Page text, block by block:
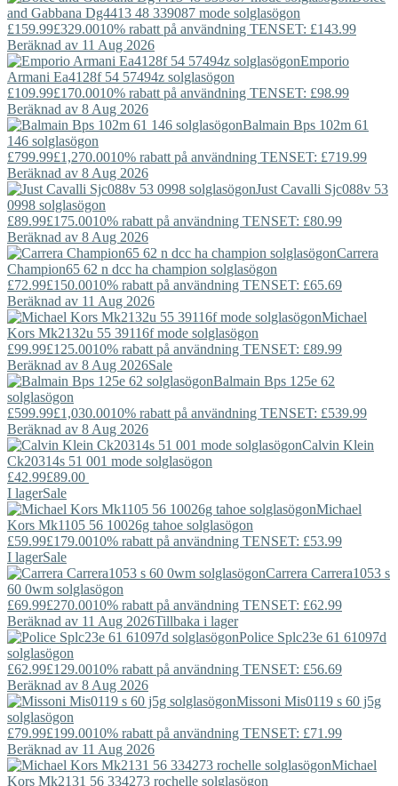
and Gabbana Dg4413 48 339087 mode solglasögon
£159.99£329.0010% rabatt på användning TENSET: £143.99
Beräknad av 11 Aug 2026
Emporio
Armani Ea4128f 54 57494z solglasögon
£109.99£170.0010% rabatt på användning TENSET: £98.99
Beräknad av 8 Aug 2026
Balmain Bps 102m 61
146 solglasögon
£799.99£1,270.0010% rabatt på användning TENSET: £719.99
Beräknad av 8 Aug 2026
Just Cavalli Sjc088v 53
0998 solglasögon
£89.99£175.0010% rabatt på användning TENSET: £80.99
Beräknad av 8 Aug 2026
Carrera
Champion65 62 n dcc ha champion solglasögon
£72.99£150.0010% rabatt på användning TENSET: £65.69
Beräknad av 11 Aug 2026
Michael
Kors Mk2132u 55 39116f mode solglasögon
£99.99£125.0010% rabatt på användning TENSET: £89.99
Beräknad av 8 Aug 2026Sale
Balmain Bps 125e 62
solglasögon
£599.99£1,030.0010% rabatt på användning TENSET: £539.99
Beräknad av 8 Aug 2026
Calvin Klein
Ck20314s 51 001 mode solglasögon
£42.99£89.00
I lagerSale
Michael
Kors Mk1105 56 10026g tahoe solglasögon
£59.99£179.0010% rabatt på användning TENSET: £53.99
I lagerSale
Carrera Carrera1053 s
60 0wm solglasögon
£69.99£270.0010% rabatt på användning TENSET: £62.99
Beräknad av 11 Aug 2026Tillbaka i lager
Police Splc23e 61 61097d
solglasögon
£62.99£129.0010% rabatt på användning TENSET: £56.69
Beräknad av 8 Aug 2026
Missoni Mis0119 s 60 j5g
solglasögon
£79.99£199.0010% rabatt på användning TENSET: £71.99
Beräknad av 11 Aug 2026
Michael
Kors Mk2131 56 334273 rochelle solglasögon